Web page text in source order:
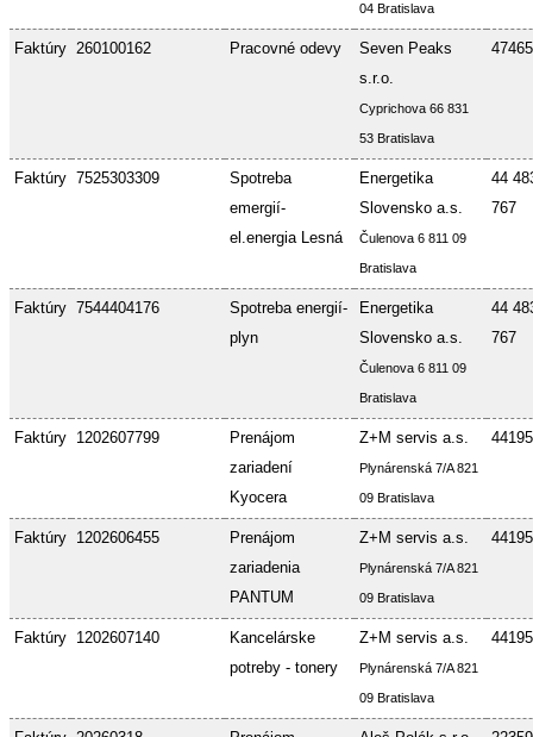
04 Bratislava
Faktúry 260100162 Pracovné odevy
Seven Peaks
s.r.o.
Cyprichova 66 831
53 Bratislava
Faktúry 7525303309
Spotreba
emergií-
el.energia Lesná
Energetika
Slovensko a.s.
Čulenova 6 811 09
Bratislava
44
767
Faktúry 7544404176
Spotreba energií-
plyn
Energetika
Slovensko a.s.
Čulenova 6 811 09
Bratislava
44
767
Faktúry 1202607799
Prenájom
zariadení
Kyocera
Z+M servis a.s.
Plynárenská 7/A 821
09 Bratislava
Faktúry 1202606455
Prenájom
zariadenia
PANTUM
Z+M servis a.s.
Plynárenská 7/A 821
09 Bratislava
Faktúry 1202607140
Kancelárske
potreby - tonery
Z+M servis a.s.
Plynárenská 7/A 821
09 Bratislava